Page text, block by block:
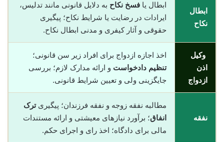
ابطال
نکاح
ابطال یا فسخ نکاح به دلایل قانونی مانند تدلیس،
ایرادات در رضایت یا شرایط نکاح؛ پیگیری
حقوقی و آثار کیفری و مدنی ابطال نکاح.
وکیل
اذن
ازدواج
اخذ اجازه ازدواج برای افراد زیر سن قانونی؛
تنظیم دادخواست و ارائه مدارک لازم؛ بررسی
جایگزینی ولی و تعیین شرایط قانونی.
نفقه
مطالبه نفقه زوجه و نفقه فرزندان؛ پیگیریترک
انفاق؛ برآورد نیازهای معیشتی و ارائه مستندات
مالی برای دادگاه؛ اخذ رای و اجرای حکم.